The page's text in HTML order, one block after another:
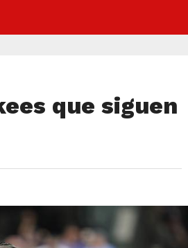
que siguen